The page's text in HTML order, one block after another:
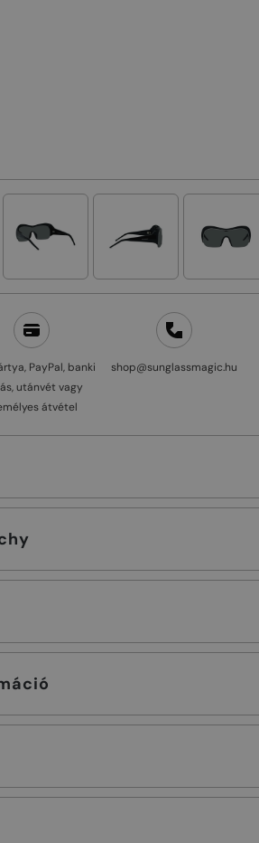
PayPal, banki
utánvét vagy
átvétel
shop@sunglassmagic.hu